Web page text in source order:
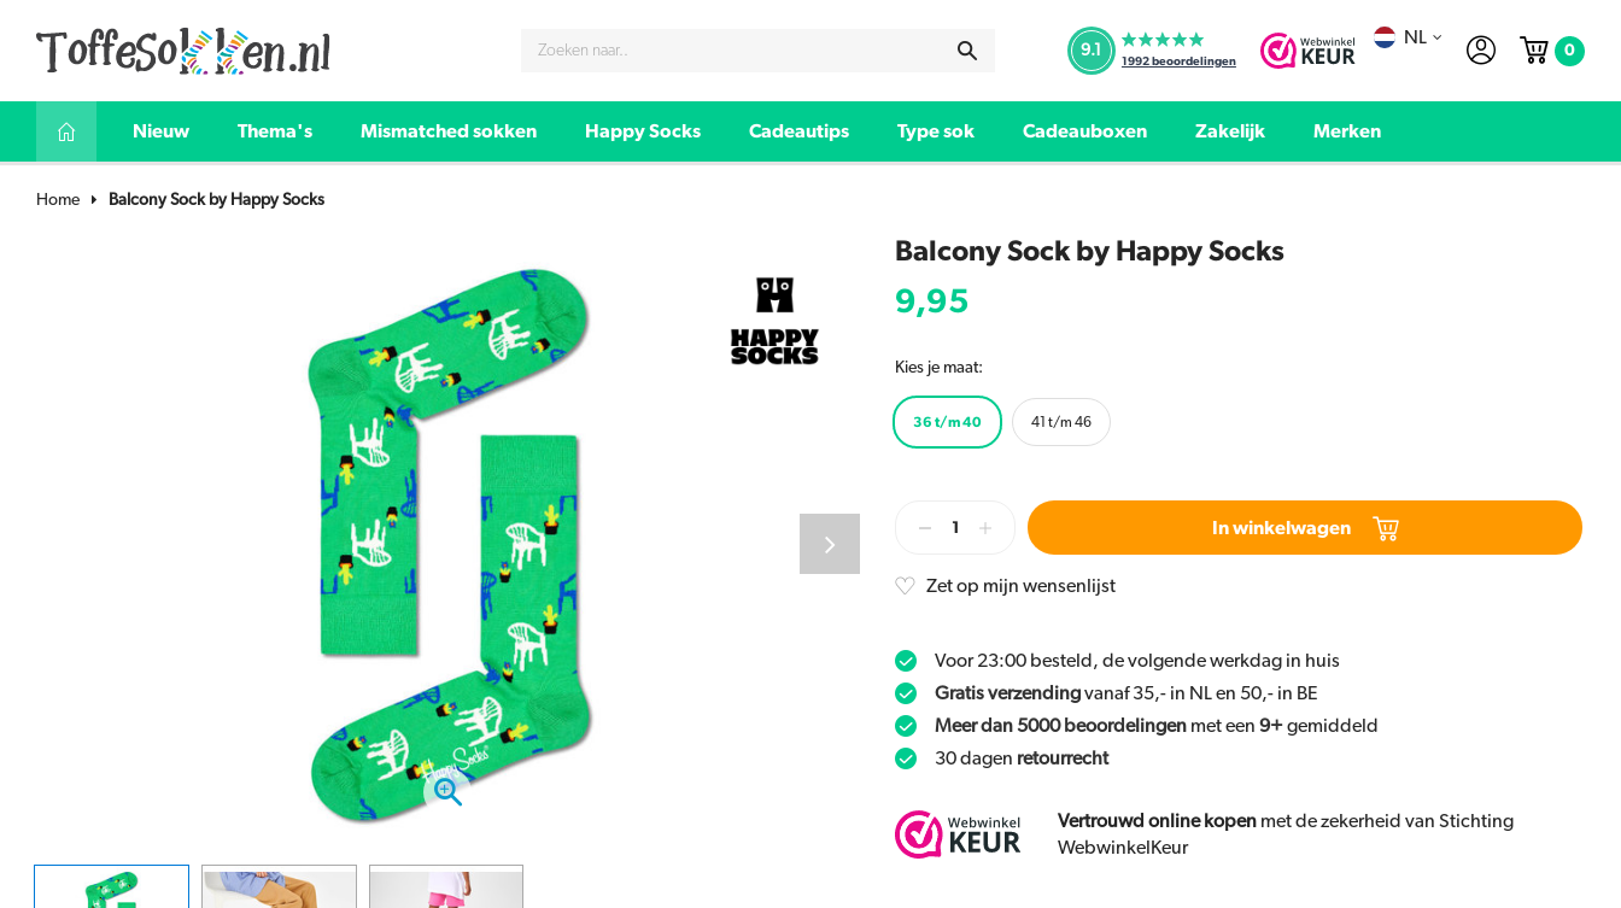
9.1
1992beoordelingen
NL
0
Nieuw Thema's Mismatched sokken Happy Socks Cadeautips Type sok Cadeauboxen Zakelijk Merken
Home Balcony Sock by Happy Socks
Balcony Sock by Happy Socks
9,95
Kies je maat:
36 t/m 40 41 t/m 46
In winkelwagen
Zet op mijn wensenlijst
Voor 23:00 besteld, de volgende werkdag in huis
Gratis verzendingvanaf 35,- in NL en 50,- in BE
Meer dan 5000 beoordelingen met een 9+gemiddeld
30 dagen retourrecht
Vertrouwd online kopen met de zekerheid van Stichting
WebwinkelKeur